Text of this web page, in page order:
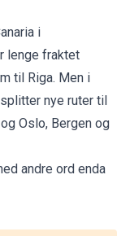
i
lenge fraktet
til Riga. Men i
nye ruter til
Oslo, Bergen og
andre ord enda